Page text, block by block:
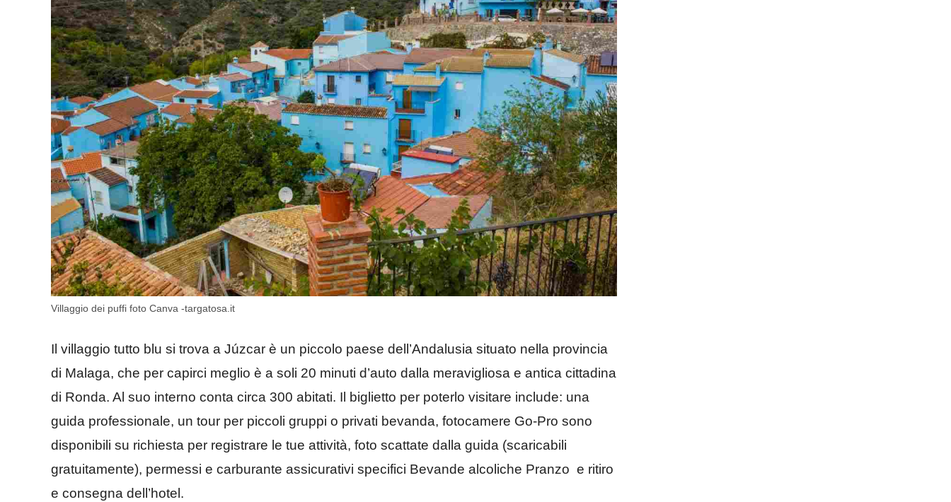
Villaggio dei puffi foto Canva -targatosa.it
Il villaggio tutto blu si trova a Júzcar è un piccolo paese dell’Andalusia situato nella provincia
di Malaga, che per capirci meglio è a soli 20 minuti d’auto dalla meravigliosa e antica cittadina
di Ronda. Al suo interno conta circa 300 abitati. Il biglietto per poterlo visitare include: una
guida professionale, un tour per piccoli gruppi o privati bevanda, fotocamere Go-Pro sono
disponibili su richiesta per registrare le tue attività, foto scattate dalla guida (scaricabili
gratuitamente), permessi e carburante assicurativi specifici Bevande alcoliche Pranzo e ritiro
e consegna dell’hotel.